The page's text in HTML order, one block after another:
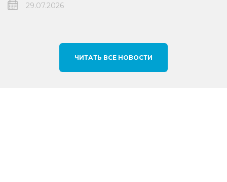
29.07.2026
ЧИТАТЬ ВСЕ НОВОСТИ